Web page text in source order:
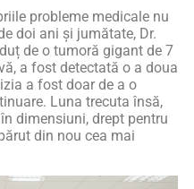
probleme medicale nu
doi ani și jumătate, Dr.
de o tumoră gigant de 7
a fost detectată o a doua
a fost doar de a o
Luna trecuta însă,
dimensiuni, drept pentru
din nou cea mai